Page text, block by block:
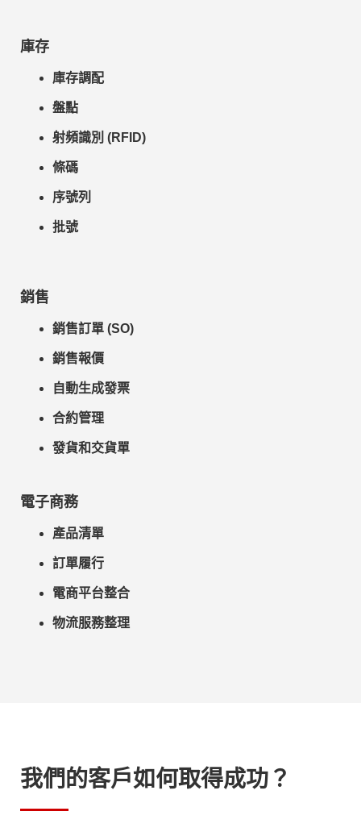
庫存
庫存調配
盤點
射頻識別 (RFID)
條碼
序號列
批號
銷售
銷售訂單 (SO)
銷售報價
自動生成發票
合約管理
發貨和交貨單
電子商務
產品清單
訂單履行
電商平台整合
物流服務整理
我們的客戶如何取得成功？